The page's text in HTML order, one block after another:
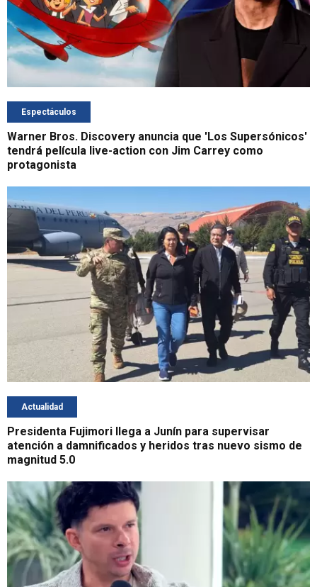
Espectáculos
Warner Bros. Discovery anuncia que 'Los Supersónicos'
tendrá película live-action con Jim Carrey como
protagonista
Actualidad
Presidenta Fujimori llega a Junín para supervisar
atención a damnificados y heridos tras nuevo sismo de
magnitud 5.0